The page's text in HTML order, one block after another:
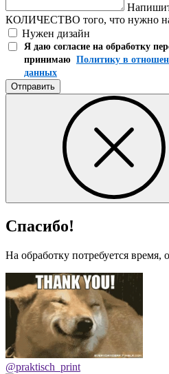
КОЛИЧЕСТВО того, что нужно
Нужен дизайн
Я даю согласие на обработку
принимаю Политику в
данных
Отправить
Спасибо!
На обработку потребуется время,
@praktisch_print